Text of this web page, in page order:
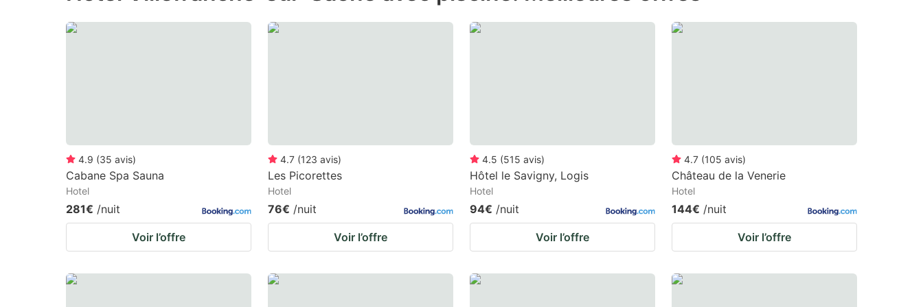
keyboard
shortcuts
for
changing
dates.
keyboard
shortcuts
for
changing
4.9 (35 avis)
Cabane Spa Sauna
Hotel
281€ /nuit
Voir l’offre
4.7 (123 avis)
Les Picorettes
Hotel
76€ /nuit
Voir l’offre
4.5 (515 avis)
Hôtel le Savigny, Logis
Hotel
94€ /nuit
Voir l’offre
4.7 (105 avis)
Château de la Venerie
Hotel
144€ /nuit
Voir l’offre